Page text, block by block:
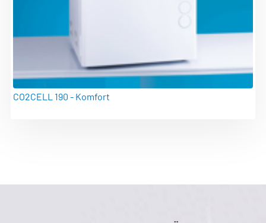
CO2CELL 190 - Komfort